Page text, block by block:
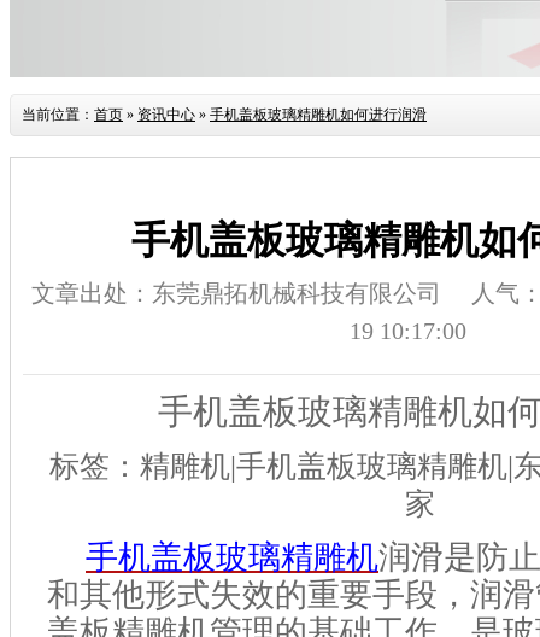
当前位置： 首页 » 资讯中心 » 手机盖板玻璃精雕机如何进行润滑
手机盖板玻璃精雕机如
文章出处：东莞鼎拓机械科技有限公司
人气
19 10:17:00
手机盖板玻璃精雕机如
标签：精雕机|手机盖板玻璃精雕机|
家
手机盖板玻璃精雕机润滑是防
和其他形式失效的重要手段，润